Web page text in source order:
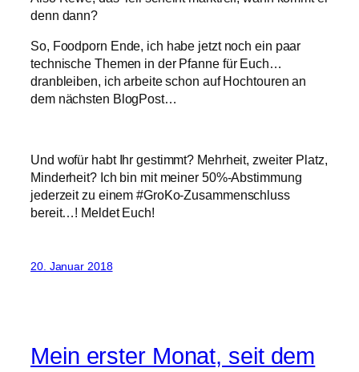
denn dann?
So, Foodporn Ende, ich habe jetzt noch ein paar
technische Themen in der Pfanne für Euch…
dranbleiben, ich arbeite schon auf Hochtouren an
dem nächsten BlogPost…
Und wofür habt Ihr gestimmt? Mehrheit, zweiter Platz,
Minderheit? Ich bin mit meiner 50%-Abstimmung
jederzeit zu einem #GroKo-Zusammenschluss
bereit…! Meldet Euch!
20. Januar 2018
Mein erster Monat, seit dem